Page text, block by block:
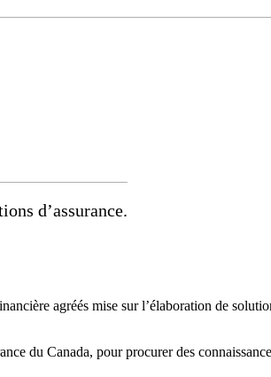
d’assurance.
agréés mise sur l’élaboration de
du Canada, pour procurer des